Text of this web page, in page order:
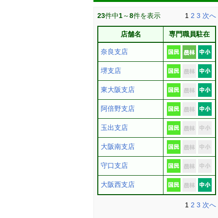
23件中1～8件を表示 1 2 3 次へ
店舗名 専門職員駐在
奈良支店
堺支店
東大阪支店
阿倍野支店
玉出支店
大阪南支店
守口支店
大阪西支店
1 2 3 次へ